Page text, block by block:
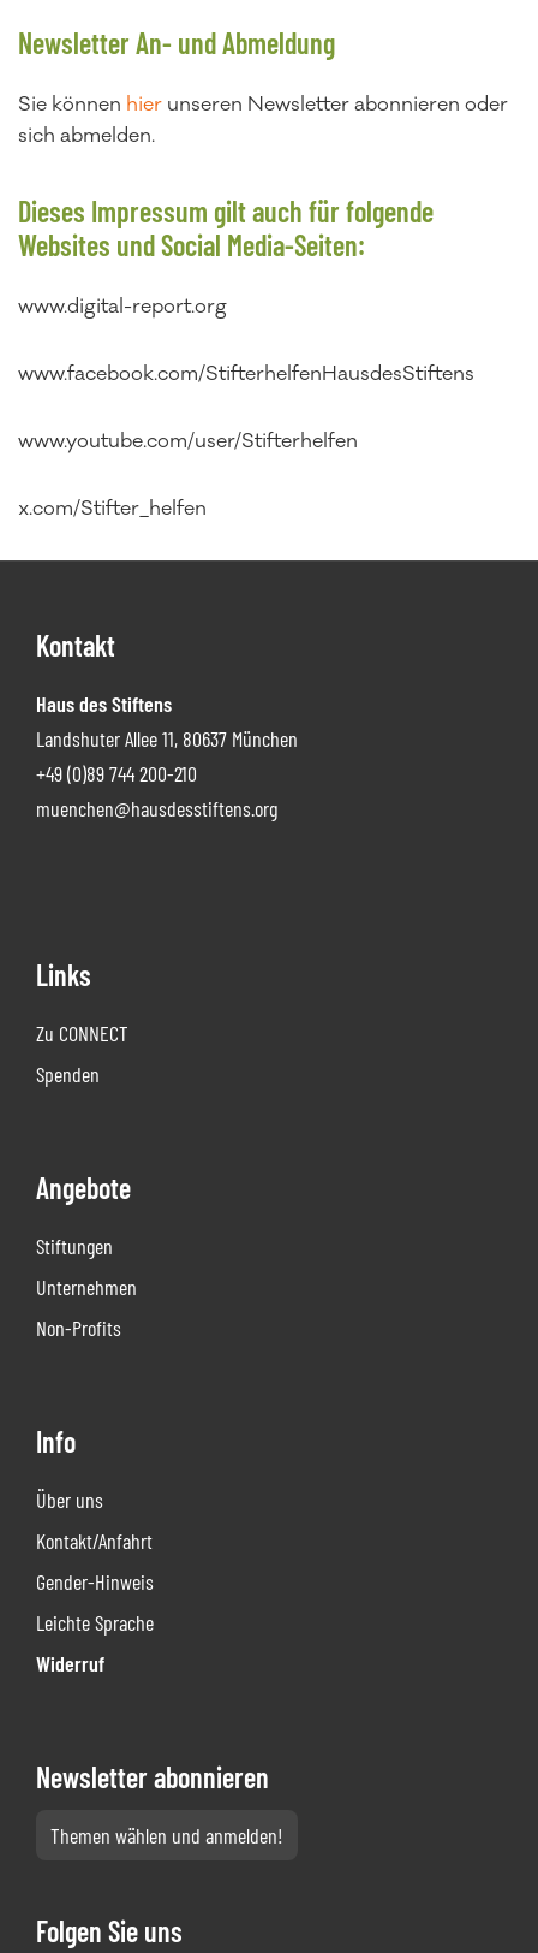
Newsletter An- und Abmeldung
Sie können hier unseren Newsletter abonnieren oder
sich abmelden.
Dieses Impressum gilt auch für folgende
Websites und Social Media-Seiten:
www.digital-report.org
www.facebook.com/StifterhelfenHausdesStiftens
www.youtube.com/user/Stifterhelfen
x.com/Stifter_helfen
Kontakt
Haus des Stiftens
Landshuter Allee 11, 80637 München
+49 (0)89 744 200-210
muenchen@hausdesstiftens.org
Links
Zu CONNECT
Spenden
Angebote
Stiftungen
Unternehmen
Non-Profits
Info
Über uns
Kontakt/Anfahrt
Gender-Hinweis
Leichte Sprache
Widerruf
Newsletter abonnieren
Themen wählen und anmelden!
Folgen Sie uns